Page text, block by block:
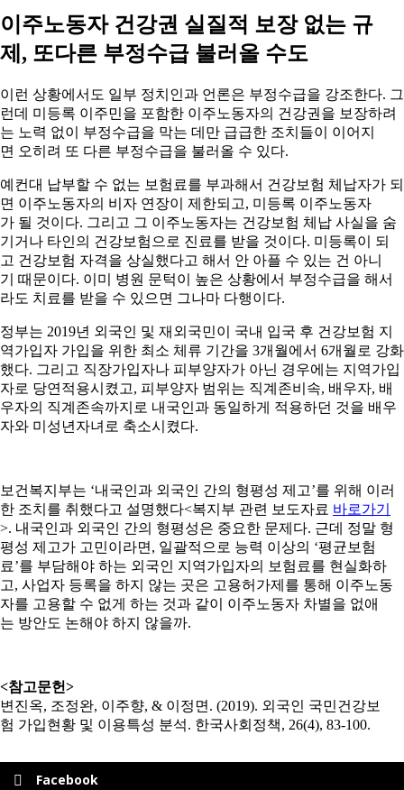
이주노동자 건강권 실질적 보장 없는 규
제, 또다른 부정수급 불러올 수도
이런 상황에서도 일부 정치인과 언론은 부정수급을 강조한다. 그
런데 미등록 이주민을 포함한 이주노동자의 건강권을 보장하려
는 노력 없이 부정수급을 막는 데만 급급한 조치들이 이어지
면 오히려 또 다른 부정수급을 불러올 수 있다.
예컨대 납부할 수 없는 보험료를 부과해서 건강보험 체납자가 되
면 이주노동자의 비자 연장이 제한되고, 미등록 이주노동자
가 될 것이다. 그리고 그 이주노동자는 건강보험 체납 사실을 숨
기거나 타인의 건강보험으로 진료를 받을 것이다. 미등록이 되
고 건강보험 자격을 상실했다고 해서 안 아플 수 있는 건 아니
기 때문이다. 이미 병원 문턱이 높은 상황에서 부정수급을 해서
라도 치료를 받을 수 있으면 그나마 다행이다.
정부는 2019년 외국인 및 재외국민이 국내 입국 후 건강보험 지
역가입자 가입을 위한 최소 체류 기간을 3개월에서 6개월로 강화
했다. 그리고 직장가입자나 피부양자가 아닌 경우에는 지역가입
자로 당연적용시켰고, 피부양자 범위는 직계존비속, 배우자, 배
우자의 직계존속까지로 내국인과 동일하게 적용하던 것을 배우
자와 미성년자녀로 축소시켰다.
보건복지부는 ‘내국인과 외국인 간의 형평성 제고’를 위해 이러
한 조치를 취했다고 설명했다<복지부 관련 보도자료 바로가기
>. 내국인과 외국인 간의 형평성은 중요한 문제다. 근데 정말 형
평성 제고가 고민이라면, 일괄적으로 능력 이상의 ‘평균보험
료’를 부담해야 하는 외국인 지역가입자의 보험료를 현실화하
고, 사업자 등록을 하지 않는 곳은 고용허가제를 통해 이주노동
자를 고용할 수 없게 하는 것과 같이 이주노동자 차별을 없애
는 방안도 논해야 하지 않을까.
<참고문헌>
변진옥, 조정완, 이주향, & 이정면. (2019). 외국인 국민건강보
험 가입현황 및 이용특성 분석. 한국사회정책, 26(4), 83-100.
Facebook